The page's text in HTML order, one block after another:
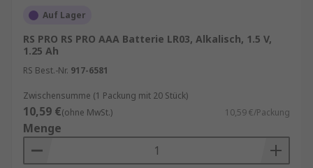
Fernbedienungen
Digitalkameras
Taschenlampen
Drahtlose Türklingeln
Uhren
Typen von Microbatterien
Auf Lager
RS PRO RS PRO AAA Batterie LR03, Alkalisch, 1.5 V,
1.25 Ah
RS Best.-Nr. 917-6581
Zwischensumme (1 Packung mit 20 Stück)
10,59 €(ohne MwSt.) 10,59 €/Packung
Menge